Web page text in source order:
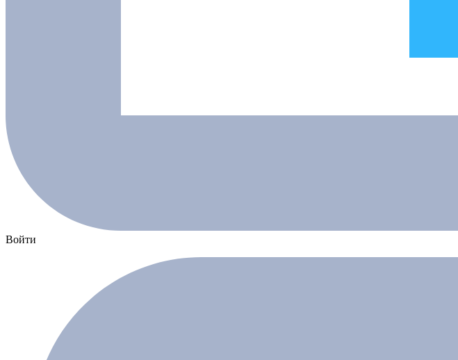
Войти